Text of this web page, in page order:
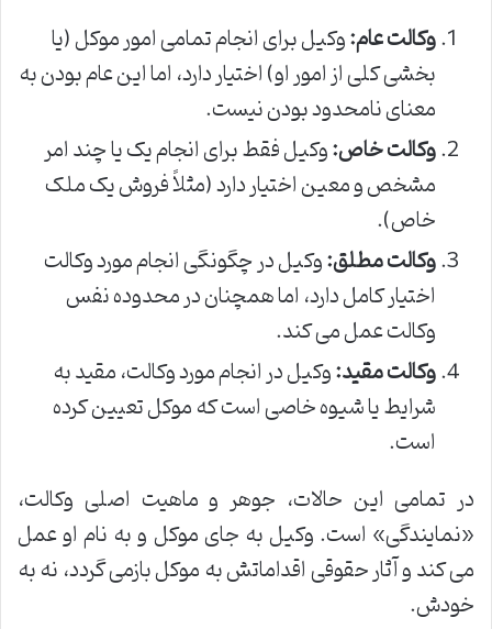
وکالت عام:وکیل برای انجام تمامی امور موکل (یا
بخشی کلی از امور او) اختیار دارد، اما این عام بودن به
معنای نامحدود بودن نیست.
وکالت خاص:وکیل فقط برای انجام یک یا چند امر
مشخص و معین اختیار دارد (مثلاً فروش یک ملک
خاص).
وکالت مطلق:وکیل در چگونگی انجام مورد وکالت
اختیار کامل دارد، اما همچنان در محدوده نفس
وکالت عمل می کند.
وکالت مقید:وکیل در انجام مورد وکالت، مقید به
شرایط یا شیوه خاصی است که موکل تعیین کرده
است.
در تمامی این حالات، جوهر و ماهیت اصلی وکالت،
«نمایندگی» است. وکیل به جای موکل و به نام او عمل
می کند و آثار حقوقی اقداماتش به موکل بازمی گردد، نه به
خودش.